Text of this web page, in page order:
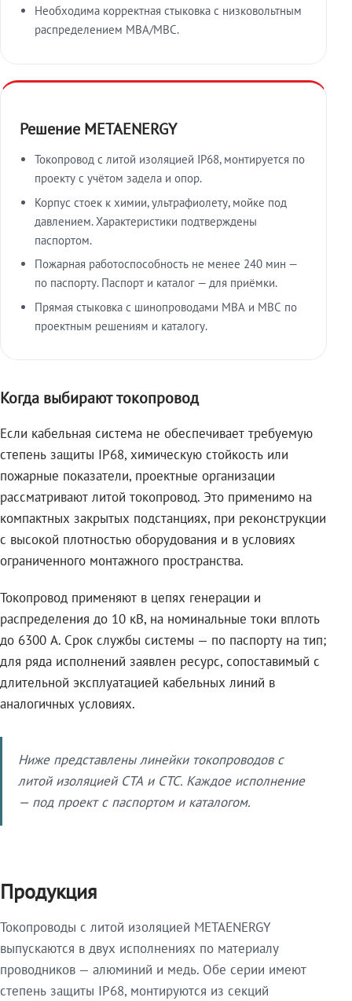
Необходима корректная стыковка с низковольтным
распределением МВА/МВС.
Решение METAENERGY
Токопровод с литой изоляцией IP68, монтируется по
проекту с учётом задела и опор.
Корпус стоек к химии, ультрафиолету, мойке под
давлением. Характеристики подтверждены
паспортом.
Пожарная работоспособность не менее 240 мин —
по паспорту. Паспорт и каталог — для приёмки.
Прямая стыковка с шинопроводами МВА и МВС по
проектным решениям и каталогу.
Когда выбирают токопровод
Если кабельная система не обеспечивает требуемую
степень защиты IP68, химическую стойкость или
пожарные показатели, проектные организации
рассматривают литой токопровод. Это применимо на
компактных закрытых подстанциях, при реконструкции
с высокой плотностью оборудования и в условиях
ограниченного монтажного пространства.
Токопровод применяют в цепях генерации и
распределения до 10 кВ, на номинальные токи вплоть
до 6300 А. Срок службы системы — по паспорту на тип;
для ряда исполнений заявлен ресурс, сопоставимый с
длительной эксплуатацией кабельных линий в
аналогичных условиях.
Ниже представлены линейки токопроводов с
литой изоляцией СТА и СТС. Каждое исполнение
— под проект с паспортом и каталогом.
Продукция
Токопроводы с литой изоляцией METAENERGY
выпускаются в двух исполнениях по материалу
проводников — алюминий и медь. Обе серии имеют
степень защиты IP68, монтируются из секций